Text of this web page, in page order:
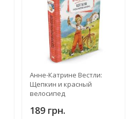
Анне-Катрине Вестли:
Щепкин и красный
велосипед
189 грн.